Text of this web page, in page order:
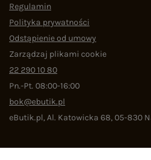
Regulamin
Polityka prywatności
Odstąpienie od umowy
Zarządzaj plikami cookie
22 290 10 80
Pn.-Pt. 08:00-16:00
bok@ebutik.pl
eButik.pl,Al. Katowicka 68,05-830